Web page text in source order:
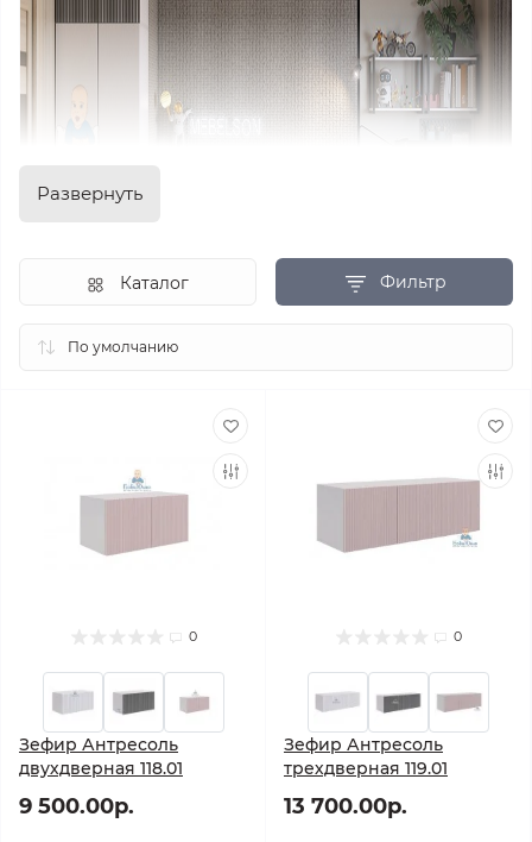
Развернуть
Фильтр
Каталог
0
Зефир Антресоль
двухдверная 118.01
9 500.00р.
0
Зефир Антресоль
трехдверная 119.01
13 700.00р.